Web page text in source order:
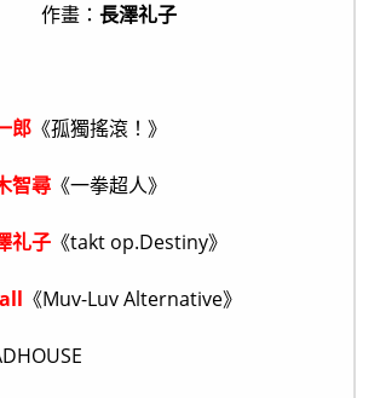
作畫： 長澤礼子
郎 《孤獨搖滾！》
智尋 《一拳超人》
礼子 《takt op.Destiny》
《Muv-Luv Alternative》